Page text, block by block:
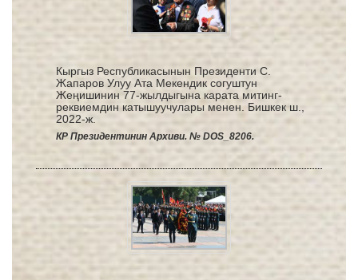
Кыргыз Республикасынын Президенти С.
Жапаров Улуу Ата Мекендик согуштун
Жеңишинин 77-жылдыгына карата митинг-
реквиемдин катышуучулары менен. Бишкек ш.,
2022-ж.
КР Президентинин Архиви. № DOS_8206.